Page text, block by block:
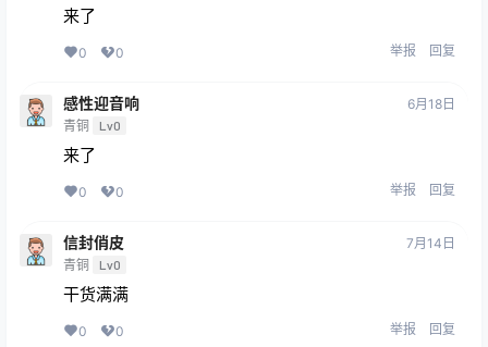
来了
0 0 举报 回复
感性迎音响
青铜 Lv0
6月18日
来了
0 0 举报 回复
信封俏皮
青铜 Lv0
7月14日
干货满满
0 0 举报 回复